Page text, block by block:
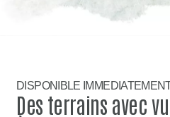
DISPONIBLE
Des terrains avec